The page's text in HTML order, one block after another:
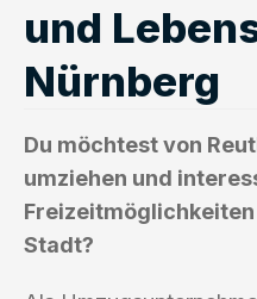
und
Nürnberg
Du möchtest von
umziehen und
Stadt?